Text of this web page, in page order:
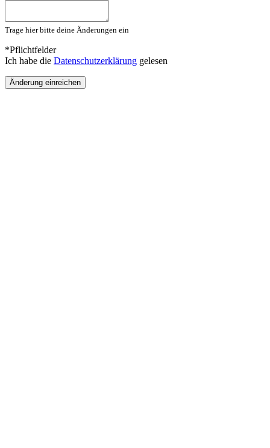
Trage hier bitte deine Änderungen ein
*Pflichtfelder
Ich habe die Datenschutzerklärung gelesen
Änderung einreichen